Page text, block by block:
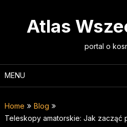
Atlas
portal o
MENU
Home
Blog
Teleskopy amatorskie: Jak zacząć